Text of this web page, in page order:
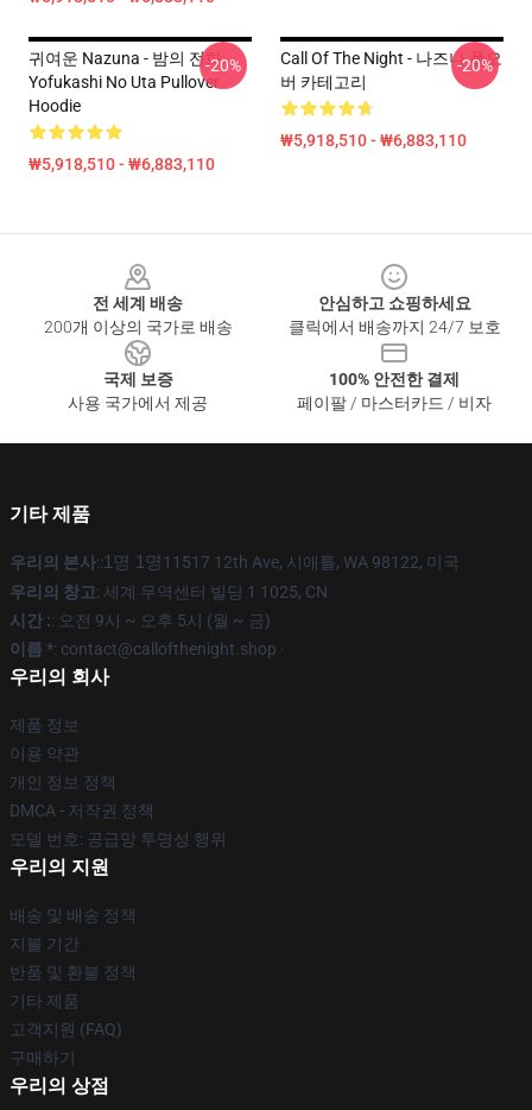
귀여운 Nazuna - 밤의 전화
Yofukashi No Uta Pullover
Hoodie
₩5,918,510 - ₩6,883,110
-20%
Call Of The Night - 나즈나 풀오
버 카테고리
₩5,918,510 - ₩6,883,110
-20%
전 세계 배송
200개 이상의 국가로 배송
안심하고 쇼핑하세요
클릭에서 배송까지 24/7 보호
국제 보증
사용 국가에서 제공
100% 안전한 결제
페이팔 / 마스터카드 / 비자
기타 제품
우리의 본사::1명 1명11517 12th Ave, 시애틀, WA 98122, 미국
우리의 창고: 세계 무역센터 빌딩 1 1025, CN
시간 :: 오전 9시 ~ 오후 5시 (월 ~ 금)
이름 *: contact@callofthenight.shop ·
우리의 회사
제품 정보
이용 약관
개인 정보 정책
DMCA - 저작권 정책
모델 번호: 공급망 투명성 행위
우리의 지원
배송 및 배송 정책
지불 기간
반품 및 환불 정책
기타 제품
고객지원 (FAQ)
구매하기
우리의 상점